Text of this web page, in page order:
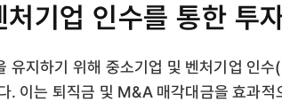
기업 인수를 통한 투
유지하기 위해 중소기업 및 벤처기업 인
. 이는 퇴직금 및 M&A 매각대금을 효과적